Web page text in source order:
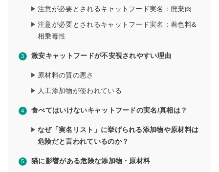
注意が必要とされるキャットフード実名：廃棄肉
注意が必要とされるキャットフード実名：着色料&
相乗毒性
激安キャットフードが不安視されやすい理由
原材料の質の悪さ
人工添加物が使われている
食べてはいけないキャットフードの実名/真相は？
なぜ「実名リスト」に挙げられる添加物や原材料は
危険だと言われているのか？
猫に影響がある危険な添加物・原材料